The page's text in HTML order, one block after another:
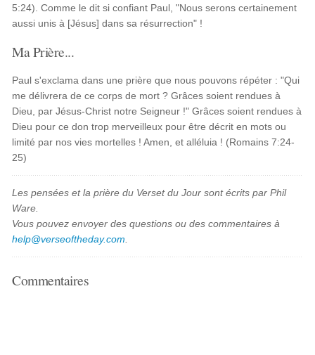
5:24). Comme le dit si confiant Paul, "Nous serons certainement
aussi unis à [Jésus] dans sa résurrection" !
Ma Prière...
Paul s'exclama dans une prière que nous pouvons répéter : "Qui
me délivrera de ce corps de mort ? Grâces soient rendues à
Dieu, par Jésus-Christ notre Seigneur !" Grâces soient rendues à
Dieu pour ce don trop merveilleux pour être décrit en mots ou
limité par nos vies mortelles ! Amen, et alléluia ! (Romains 7:24-
25)
Les pensées et la prière du Verset du Jour sont écrits par Phil
Ware.
Vous pouvez envoyer des questions ou des commentaires à
help@verseoftheday.com
Commentaires